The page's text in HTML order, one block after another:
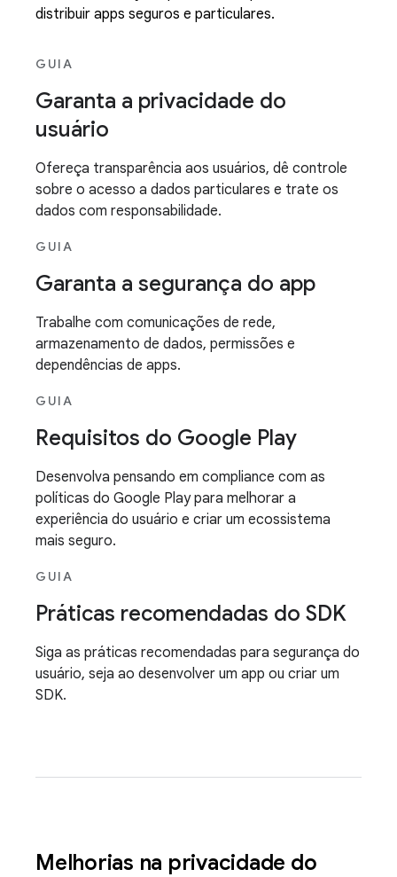
distribuir apps seguros e particulares.
GUIA
Garanta a privacidade do
usuário
Ofereça transparência aos usuários, dê controle
sobre o acesso a dados particulares e trate os
dados com responsabilidade.
GUIA
Garanta a segurança do app
Trabalhe com comunicações de rede,
armazenamento de dados, permissões e
dependências de apps.
GUIA
Requisitos do Google Play
Desenvolva pensando em compliance com as
políticas do Google Play para melhorar a
experiência do usuário e criar um ecossistema
mais seguro.
GUIA
Práticas recomendadas do SDK
Siga as práticas recomendadas para segurança do
usuário, seja ao desenvolver um app ou criar um
SDK.
Melhorias na privacidade do